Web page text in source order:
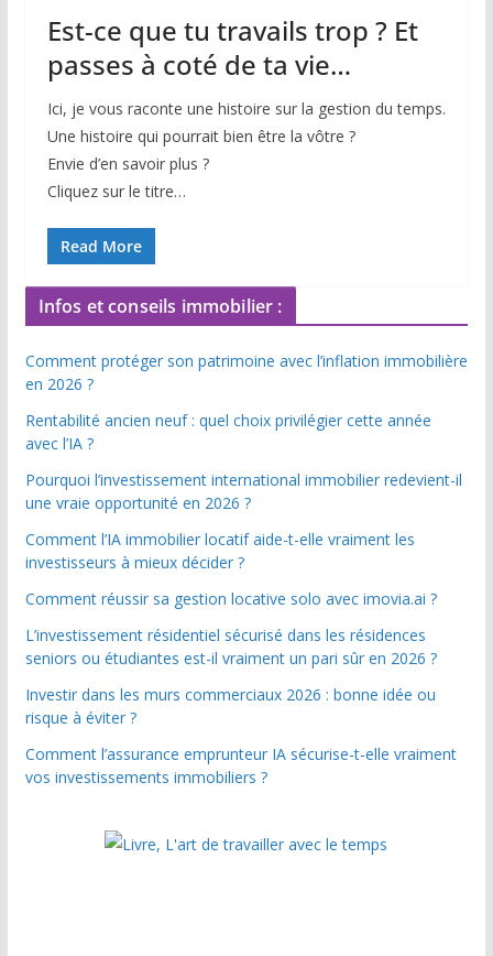
Est-ce que tu travails trop ? Et
passes à coté de ta vie…
Ici, je vous raconte une histoire sur la gestion du temps.
Une histoire qui pourrait bien être la vôtre ?
Envie d’en savoir plus ?
Cliquez sur le titre…
Read More
Infos et conseils immobilier :
Comment protéger son patrimoine avec l’inflation immobilière
en 2026 ?
Rentabilité ancien neuf : quel choix privilégier cette année
avec l’IA ?
Pourquoi l’investissement international immobilier redevient-il
une vraie opportunité en 2026 ?
Comment l’IA immobilier locatif aide-t-elle vraiment les
investisseurs à mieux décider ?
Comment réussir sa gestion locative solo avec imovia.ai ?
L’investissement résidentiel sécurisé dans les résidences
seniors ou étudiantes est-il vraiment un pari sûr en 2026 ?
Investir dans les murs commerciaux 2026 : bonne idée ou
risque à éviter ?
Comment l’assurance emprunteur IA sécurise-t-elle vraiment
vos investissements immobiliers ?